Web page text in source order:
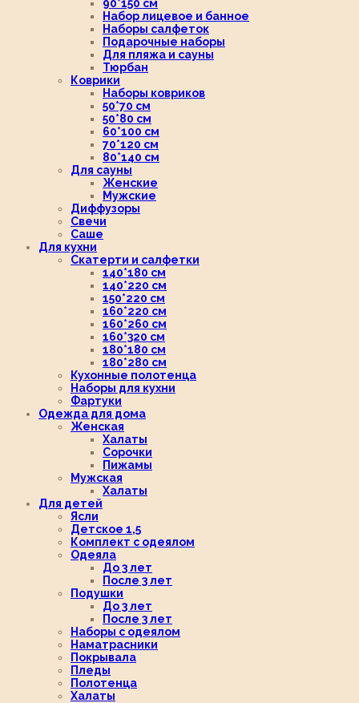
90*150 см
Набор лицевое и банное
Наборы салфеток
Подарочные наборы
Для пляжа и сауны
Тюрбан
Коврики
Наборы ковриков
50*70 см
50*80 см
60*100 см
70*120 см
80*140 см
Для сауны
Женские
Мужские
Диффузоры
Свечи
Саше
Для кухни
Скатерти и салфетки
140*180 см
140*220 см
150*220 см
160*220 см
160*260 см
160*320 см
180*180 см
180*280 см
Кухонные полотенца
Наборы для кухни
Фартуки
Одежда для дома
Женская
Халаты
Сорочки
Пижамы
Мужская
Халаты
Для детей
Ясли
Детское 1,5
Комплект с одеялом
Одеяла
До 3 лет
После 3 лет
Подушки
До 3 лет
После 3 лет
Наборы с одеялом
Наматрасники
Покрывала
Пледы
Полотенца
Халаты